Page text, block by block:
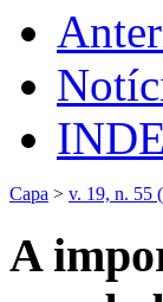
Capa > v. 19, n. 55
A